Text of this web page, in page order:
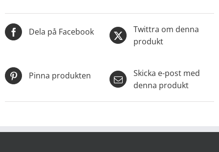
Dela på Facebook
Twittra om denna
produkt
Pinna produkten
Skicka e-post med
denna produkt